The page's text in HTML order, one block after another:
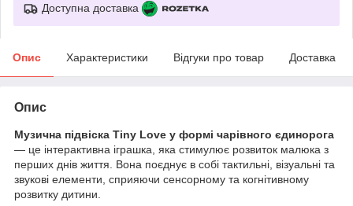
Доступна доставка
Опис Характеристики Відгуки про товар Доставка
Опис
Музична підвіска Tiny Love у формі чарівного єдинорога
— це інтерактивна іграшка, яка стимулює розвиток малюка з
перших днів життя. Вона поєднує в собі тактильні, візуальні та
звукові елементи, сприяючи сенсорному та когнітивному
розвитку дитини.